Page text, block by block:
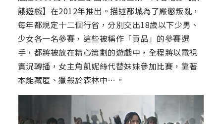
餓遊戲】在2012年推出。描述都城為了嚴懲叛亂，
每年都規定十二個行省，分別交出18歲以下少男、
少女各一名參賽，這些被稱作「貢品」的參賽選
手，都將被放在精心策劃的遊戲中，全程將以電視
實況轉播，女主角凱妮絲代替妹妹參加比賽，靠著
本能藏匿、獵殺於森林中…。